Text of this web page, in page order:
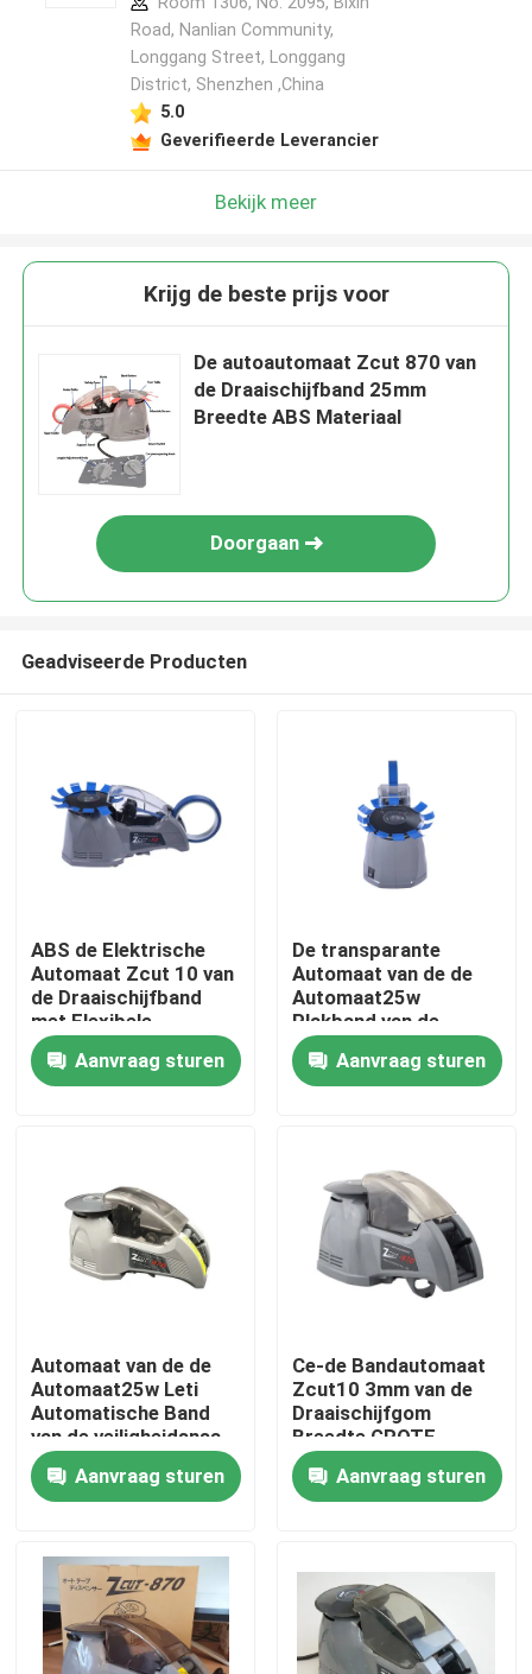
Huis
Producten
Fabrieksreis
Kwaliteitscontrole
Contacteer ons
Nieuws
De Automaat van de draaischijfband
automatische bandautomaat
Road, Nanlian Community,
Longgang Street, Longgang
District, Shenzhen ,China
5.0
Geverifieerde Leverancier
Bekijk meer
Krijg de beste prijs voor
De autoautomaat Zcut 870 van
de Draaischijfband 25mm
Breedte ABS Materiaal
Doorgaan
Geadviseerde Producten
ABS de Elektrische
Automaat Zcut 10 van
de Draaischijfband
met Flexibele
Verwijderbare Rol
Aanvraag sturen
De transparante
Automaat van de de
Automaat25w
Plakband van de
Draaischijfband
Aanvraag sturen
Automaat van de de
Automaat25w Leti
Automatische Band
van de veiligheidsnsa
de Elektronische Band
Aanvraag sturen
Ce-de Bandautomaat
Zcut10 3mm van de
Draaischijfgom
Breedte GROTE
SCHIJF
Aanvraag sturen